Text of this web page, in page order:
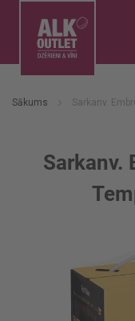
Sākums Sarkanv.
Sarkanv.